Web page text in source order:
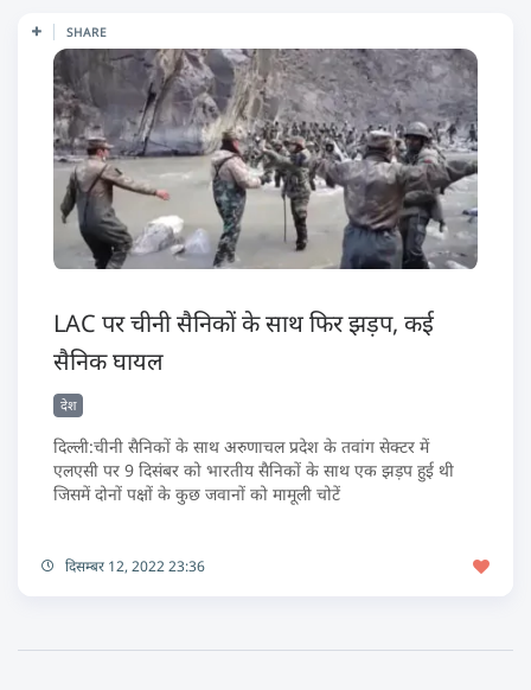
SHARE
LAC पर चीनी सैनिकों के साथ फिर झड़प, कई
सैनिक घायल
देश
दिल्ली:चीनी सैनिकों के साथ अरुणाचल प्रदेश के तवांग सेक्टर में
एलएसी पर 9 दिसंबर को भारतीय सैनिकों के साथ एक झड़प हुई थी
जिसमें दोनों पक्षों के कुछ जवानों को मामूली चोटें
दिसम्बर 12, 2022 23:36